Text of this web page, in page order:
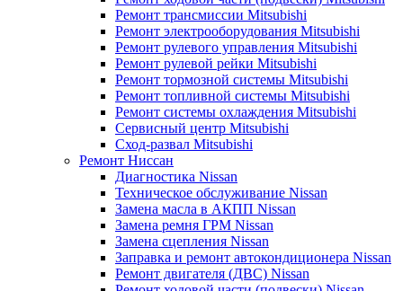
Ремонт трансмиссии Mitsubishi
Ремонт электрооборудования Mitsubishi
Ремонт рулевого управления Mitsubishi
Ремонт рулевой рейки Mitsubishi
Ремонт тормозной системы Mitsubishi
Ремонт топливной системы Mitsubishi
Ремонт системы охлаждения Mitsubishi
Сервисный центр Mitsubishi
Сход-развал Mitsubishi
Ремонт Ниссан
Диагностика Nissan
Техническое обслуживание Nissan
Замена масла в АКПП Nissan
Замена ремня ГРМ Nissan
Замена сцепления Nissan
Заправка и ремонт автокондиционера Nissan
Ремонт двигателя (ДВС) Nissan